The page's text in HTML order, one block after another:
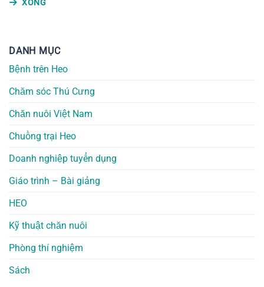
XONG
DANH MỤC
Bệnh trên Heo
Chăm sóc Thú Cưng
Chăn nuôi Việt Nam
Chuồng trại Heo
Doanh nghiệp tuyển dụng
Giáo trình – Bài giảng
HEO
Kỹ thuật chăn nuôi
Phòng thí nghiệm
Sách